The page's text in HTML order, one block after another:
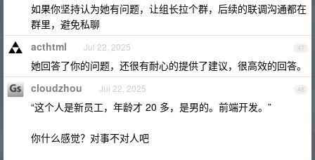
如果你坚持认为她有问题，让组长拉个群，后续的联调沟通都在
群里，避免私聊
47
acthtml Jul 22, 2025
她回答了你的问题，还很有耐心的提供了建议，很高效的回答。
48
cloudzhou Jul 22, 2025
“这个人是新员工，年龄才 20 多，是男的。前端开发。”
你什么感觉？对事不对人吧